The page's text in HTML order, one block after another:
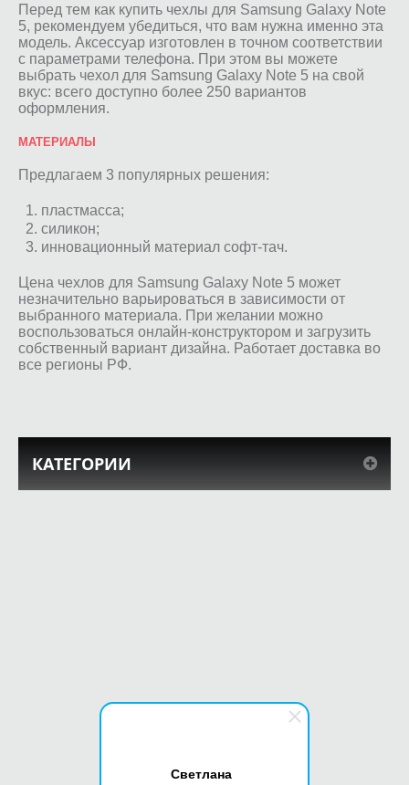
Светлана
Перед тем как купить чехлы для Samsung Galaxy Note
5, рекомендуем убедиться, что вам нужна именно эта
модель. Аксессуар изготовлен в точном соответствии
с параметрами телефона. При этом вы можете
выбрать чехол для Samsung Galaxy Note 5 на свой
вкус: всего доступно более 250 вариантов
оформления.
МАТЕРИАЛЫ
Предлагаем 3 популярных решения:
пластмасса;
силикон;
инновационный материал софт-тач.
Цена чехлов для Samsung Galaxy Note 5 может
незначительно варьироваться в зависимости от
выбранного материала. При желании можно
воспользоваться онлайн-конструктором и загрузить
собственный вариант дизайна. Работает доставка во
все регионы РФ.
КАТЕГОРИИ